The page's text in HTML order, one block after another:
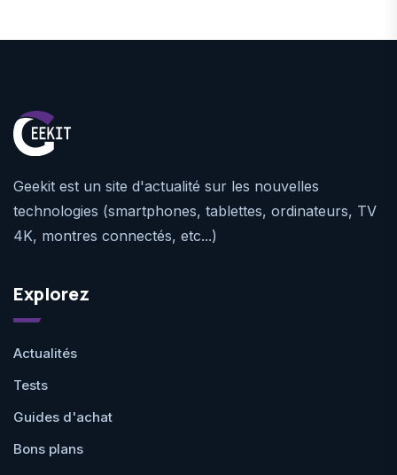
Geekit est un site d'actualité sur les nouvelles
technologies (smartphones, tablettes, ordinateurs, TV
4K, montres connectés, etc...)
Explorez
Actualités
Tests
Guides d'achat
Bons plans